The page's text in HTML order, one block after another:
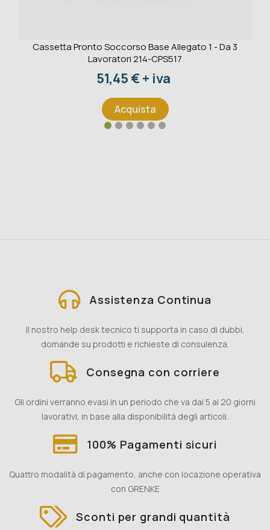
Cassetta Pronto Soccorso Base Allegato 1 - Da 3
Lavoratori 214-CPS517
Prezzo
51,45 € + iva
Acquista
Assistenza Continua
Il nostro help desk tecnico ti supporta in caso di dubbi,
domande su prodotti e richieste di consulenza.
Consegna con corriere
Gli ordini verranno evasi in un periodo che va dai 5 ai 20 giorni
lavorativi, in base alla disponibilità degli articoli.
100% Pagamenti sicuri
Quattro modalità di pagamento, anche con locazione operativa
con GRENKE
Sconti per grandi quantità